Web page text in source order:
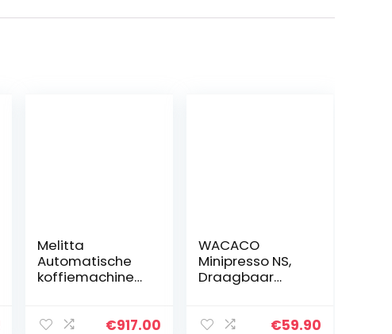
Melitta
Automatische
koffiemachine
€917.00
WACACO
Minipresso NS,
Draagbaar
Koffiezetappara
€59.90